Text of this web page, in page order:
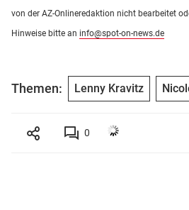
von der AZ-Onlineredaktion nicht bearbeitet
Hinweise bitte an info@spot-on-news.de
Themen: Lenny Kravitz
0